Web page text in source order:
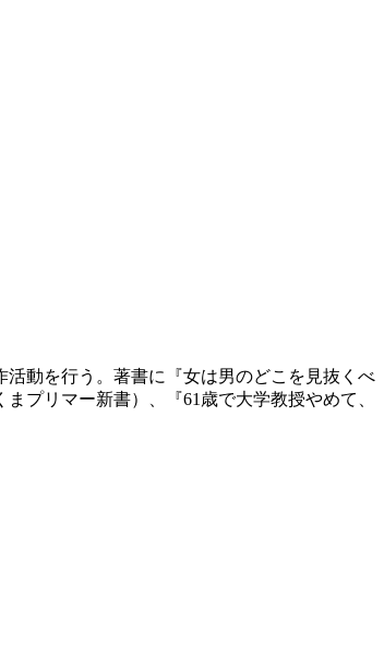
動を行う。著書に『女は男のどこを見抜くべ
プリマー新書）、『61歳で大学教授やめて、